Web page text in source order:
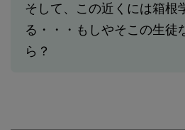
そして、この近くには箱根
る・・・もしやそこの生徒
ら？